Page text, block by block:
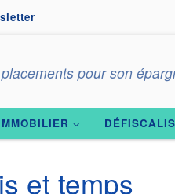
pour son
et temps